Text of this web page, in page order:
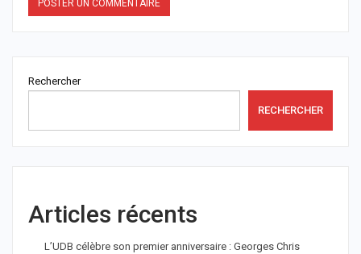
Rechercher
RECHERCHER
Articles récents
L’UDB célèbre son premier anniversaire : Georges Chris